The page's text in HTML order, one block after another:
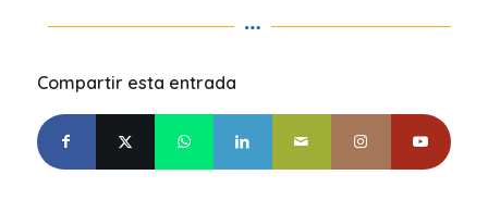
Compartir esta entrada